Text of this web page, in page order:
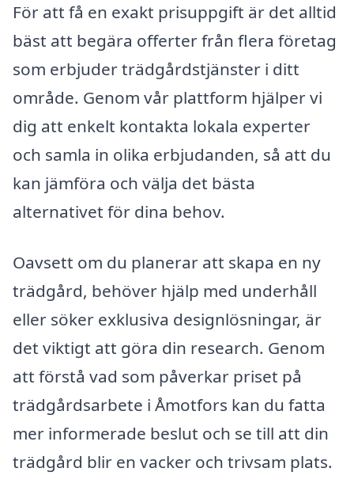
För att få en exakt prisuppgift är det alltid
bäst att begära offerter från flera företag
som erbjuder trädgårdstjänster i ditt
område. Genom vår plattform hjälper vi
dig att enkelt kontakta lokala experter
och samla in olika erbjudanden, så att du
kan jämföra och välja det bästa
alternativet för dina behov.
Oavsett om du planerar att skapa en ny
trädgård, behöver hjälp med underhåll
eller söker exklusiva designlösningar, är
det viktigt att göra din research. Genom
att förstå vad som påverkar priset på
trädgårdsarbete i Åmotfors kan du fatta
mer informerade beslut och se till att din
trädgård blir en vacker och trivsam plats.